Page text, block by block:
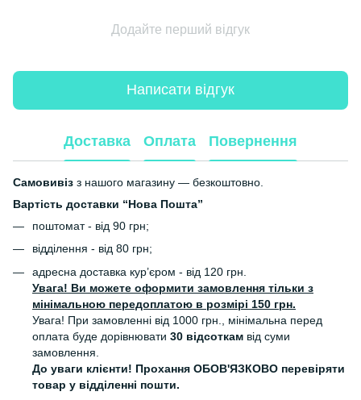
Додайте перший відгук
Написати відгук
Доставка Оплата Повернення
Самовивіз з нашого магазину — безкоштовно.
Вартість доставки “Нова Пошта”
поштомат - від 90 грн;
відділення - від 80 грн;
адресна доставка кур’єром - від 120 грн.
Увага! Ви можете оформити замовлення тільки з
мінімальною передоплатою в розмірі 150 грн.
Увага! При замовленні від 1000 грн., мінімальна перед
оплата буде дорівнювати 30 відсоткам від суми
замовлення.
До уваги клієнти! Прохання ОБОВ'ЯЗКОВО перевіряти
товар у відділенні пошти.